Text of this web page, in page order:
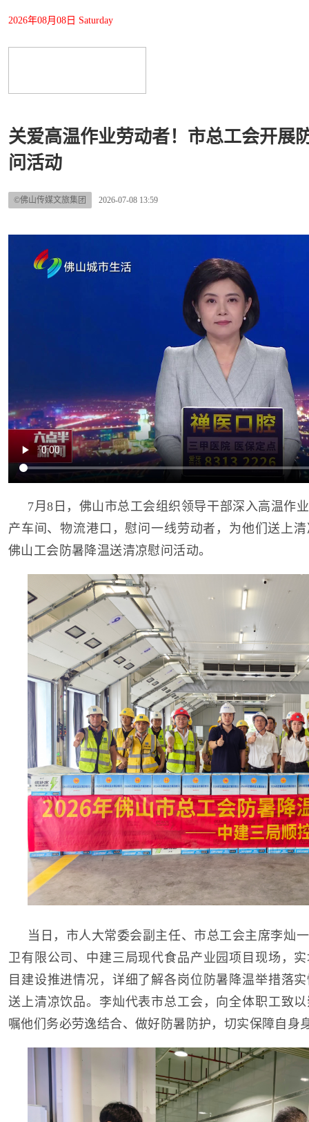
2026年08月08日 Saturday
关爱高温作业劳动者！市总工会开展
问活动
©佛山传媒文旅集团 2026-07-08 13:59
7月8日，佛山市总工会组织领导干部深入高温作
产车间、物流港口，慰问一线劳动者，为他们送上
佛山工会防暑降温送清凉慰问活动。
当日，市人大常委会副主任、市总工会主席李灿
卫有限公司、中建三局现代食品产业园项目现场，
目建设推进情况，详细了解各岗位防暑降温举措落
送上清凉饮品。李灿代表市总工会，向全体职工致
嘱他们务必劳逸结合、做好防暑防护，切实保障自身